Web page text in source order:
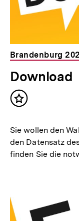
Brandenburg
Download
Inhalt
Sie wollen den
den Datensatz
finden Sie die